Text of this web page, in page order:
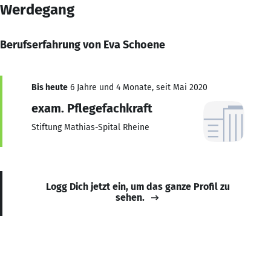
Werdegang
Berufserfahrung von Eva Schoene
Bis heute 6 Jahre und 4 Monate, seit Mai 2020
exam. Pflegefachkraft
Stiftung Mathias-Spital Rheine
Logg Dich jetzt ein, um das ganze Profil zu
sehen.